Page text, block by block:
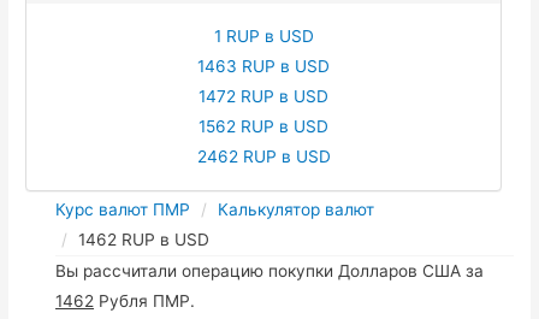
1 RUP в USD
1463 RUP в USD
1472 RUP в USD
1562 RUP в USD
2462 RUP в USD
Курс валют ПМР
Калькулятор валют
1462 RUP в USD
Вы рассчитали операцию покупки Долларов США за
1462 Рубля ПМР.